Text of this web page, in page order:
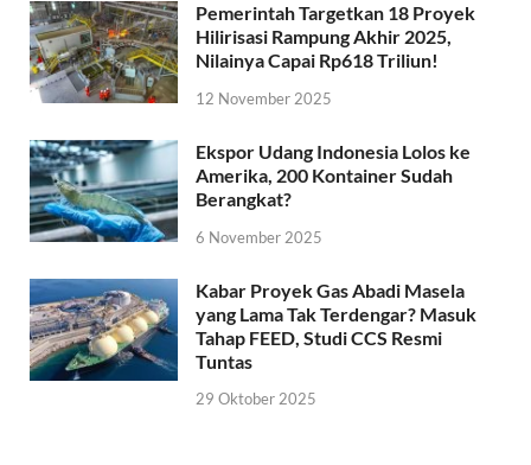
Pemerintah Targetkan 18 Proyek
Hilirisasi Rampung Akhir 2025,
Nilainya Capai Rp618 Triliun!
12 November 2025
Ekspor Udang Indonesia Lolos ke
Amerika, 200 Kontainer Sudah
Berangkat?
6 November 2025
Kabar Proyek Gas Abadi Masela
yang Lama Tak Terdengar? Masuk
Tahap FEED, Studi CCS Resmi
Tuntas
29 Oktober 2025